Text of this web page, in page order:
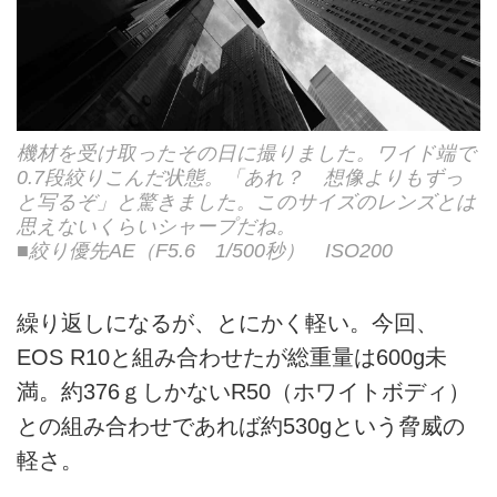
機材を受け取ったその日に撮りました。ワイド端で
0.7段絞りこんだ状態。「あれ？ 想像よりもずっ
と写るぞ」と驚きました。このサイズのレンズとは
思えないくらいシャープだね。
■絞り優先AE（F5.6 1/500秒） ISO200
繰り返しになるが、とにかく軽い。今回、
EOS R10と組み合わせたが総重量は600g未
満。約376ｇしかないR50（ホワイトボディ）
との組み合わせであれば約530gという脅威の
軽さ。